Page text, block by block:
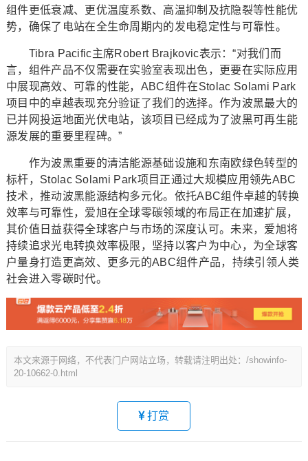
组件更低衰减、更优温度系数、高温抑制及抗隐裂等性能优
势，确保了电站在全生命周期内的发电稳定性与可靠性。
Tibra Pacific主席Robert Brajkovic表示：“对我们而
言，组件产品不仅需要在实验室表现出色，更要在实际应用
中展现高效、可靠的性能，ABC组件在Stolac Solami Park
项目中的卓越表现充分验证了我们的选择。作为波黑最大的
已并网投运地面光伏电站，该项目已经成为了波黑可再生能
源发展的重要里程碑。”
作为波黑重要的清洁能源基础设施和东南欧绿色转型的
标杆，Stolac Solami Park项目正通过大规模应用领先ABC
技术，推动波黑能源结构多元化。依托ABC组件卓越的转换
效率与可靠性，爱旭在全球零碳领域的布局正在加速扩展，
其价值日益获得全球客户与市场的深度认可。未来，爱旭将
持续追求光电转换效率极限，坚持以客户为中心，为全球客
户量身打造更高效、更多元的ABC组件产品，持续引领人类
社会进入零碳时代。
本文来源于网络，不代表门户网站立场，转载请注明出处：/showinfo-
20-10662-0.html
打赏